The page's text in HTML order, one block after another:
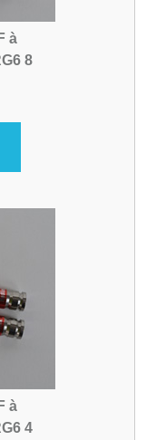
à
8
à
4